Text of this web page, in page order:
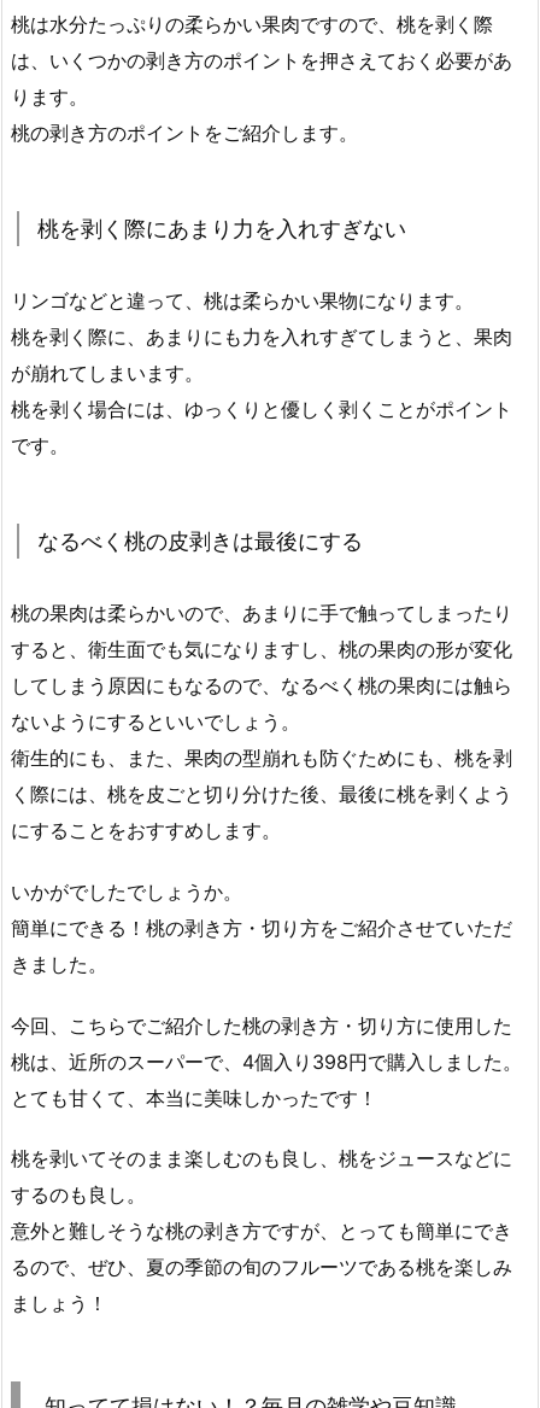
桃は水分たっぷりの柔らかい果肉ですので、桃を剥く際
は、いくつかの剥き方のポイントを押さえておく必要があ
ります。
桃の剥き方のポイントをご紹介します。
桃を剥く際にあまり力を入れすぎない
リンゴなどと違って、桃は柔らかい果物になります。
桃を剥く際に、あまりにも力を入れすぎてしまうと、果肉
が崩れてしまいます。
桃を剥く場合には、ゆっくりと優しく剥くことがポイント
です。
なるべく桃の皮剥きは最後にする
桃の果肉は柔らかいので、あまりに手で触ってしまったり
すると、衛生面でも気になりますし、桃の果肉の形が変化
してしまう原因にもなるので、なるべく桃の果肉には触ら
ないようにするといいでしょう。
衛生的にも、また、果肉の型崩れも防ぐためにも、桃を剥
く際には、桃を皮ごと切り分けた後、最後に桃を剥くよう
にすることをおすすめします。
いかがでしたでしょうか。
簡単にできる！桃の剥き方・切り方をご紹介させていただ
きました。
今回、こちらでご紹介した桃の剥き方・切り方に使用した
桃は、近所のスーパーで、4個入り398円で購入しました。
とても甘くて、本当に美味しかったです！
桃を剥いてそのまま楽しむのも良し、桃をジュースなどに
するのも良し。
意外と難しそうな桃の剥き方ですが、とっても簡単にでき
るので、ぜひ、夏の季節の旬のフルーツである桃を楽しみ
ましょう！